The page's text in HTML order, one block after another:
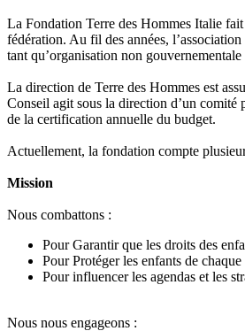
La Fondation Terre des Hommes Italie
fédération. Au fil des années,
tant qu’organisation non
La direction de Terre des Hommes est
Conseil agit sous la direction d’un comité
de la certification annuelle du budget.
Actuellement, la fondation compte
Mission
Nous combattons :
Pour Garantir que les droits des
Pour Protéger les enfants de
Pour influencer les agendas et les
Nous nous engageons :